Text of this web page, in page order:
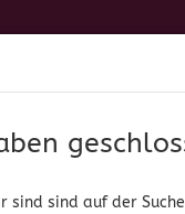
sind sind auf der
gehen keine Pakete
Food and Drinks
nach
nach 64 pro
pro Seite